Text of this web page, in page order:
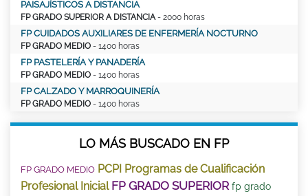
PAISAJÍSTICOS A DISTANCIA
FP GRADO SUPERIOR A DISTANCIA- 2000 horas
FP CUIDADOS AUXILIARES DE ENFERMERÍA NOCTURNO
FP GRADO MEDIO - 1400 horas
FP PASTELERÍA Y PANADERÍA
FP GRADO MEDIO - 1400 horas
FP CALZADO Y MARROQUINERÍA
FP GRADO MEDIO - 1400 horas
LO MÁS BUSCADO EN FP
FP GRADO MEDIO PCPI Programas de Cualificación
Profesional Inicial FP GRADO SUPERIOR fp grado